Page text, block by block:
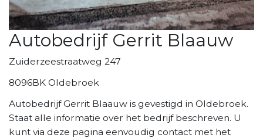
Autobedrijf Gerrit Blaauw
Zuiderzeestraatweg 247
8096BK Oldebroek
Autobedrijf Gerrit Blaauw is gevestigd in Oldebroek.
Staat alle informatie over het bedrijf beschreven. U
kunt via deze pagina eenvoudig contact met het